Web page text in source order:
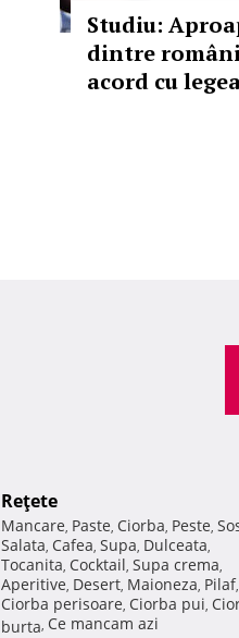
Studiu:
dintre
acord cu
Reţete
Mancare, Paste, Ciorba, Peste,
Salata, Cafea, Supa, Dulceata,
Tocanita, Cocktail, Supa crema,
Aperitive, Desert, Maioneza, Pilaf,
Ciorba perisoare, Ciorba pui,
burta, Ce mancam azi